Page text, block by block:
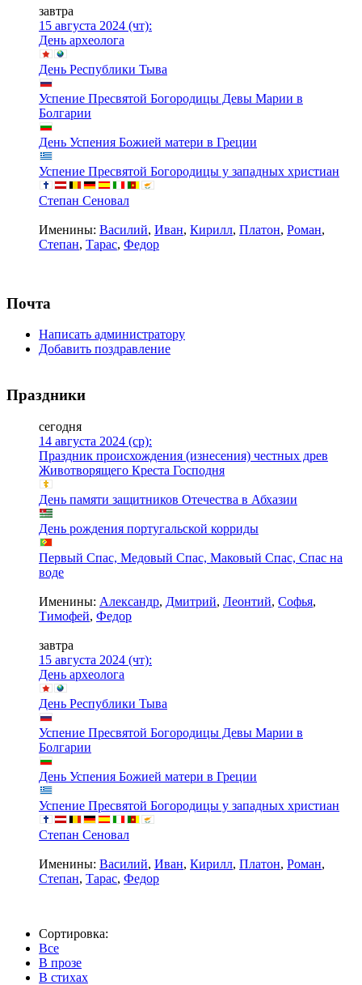
завтра
15 августа 2024 (чт):
День археолога
День Республики Тыва
Успение Пресвятой Богородицы Девы Марии в
Болгарии
День Успения Божией матери в Греции
Успение Пресвятой Богородицы у западных христиан
Степан Сеновал
Именины: Василий, Иван, Кирилл, Платон, Роман,
Степан, Тарас, Федор
Почта
Написать администратору
Добавить поздравление
Праздники
сегодня
14 августа 2024 (ср):
Праздник происхождения (изнесения) честных древ
Животворящего Креста Господня
День памяти защитников Отечества в Абхазии
День рождения португальской корриды
Первый Спас, Медовый Спас, Маковый Спас, Спас на
воде
Именины: Александр, Дмитрий, Леонтий, Софья,
Тимофей, Федор
завтра
15 августа 2024 (чт):
День археолога
День Республики Тыва
Успение Пресвятой Богородицы Девы Марии в
Болгарии
День Успения Божией матери в Греции
Успение Пресвятой Богородицы у западных христиан
Степан Сеновал
Именины: Василий, Иван, Кирилл, Платон, Роман,
Степан, Тарас, Федор
Сортировка:
Все
В прозе
В стихах